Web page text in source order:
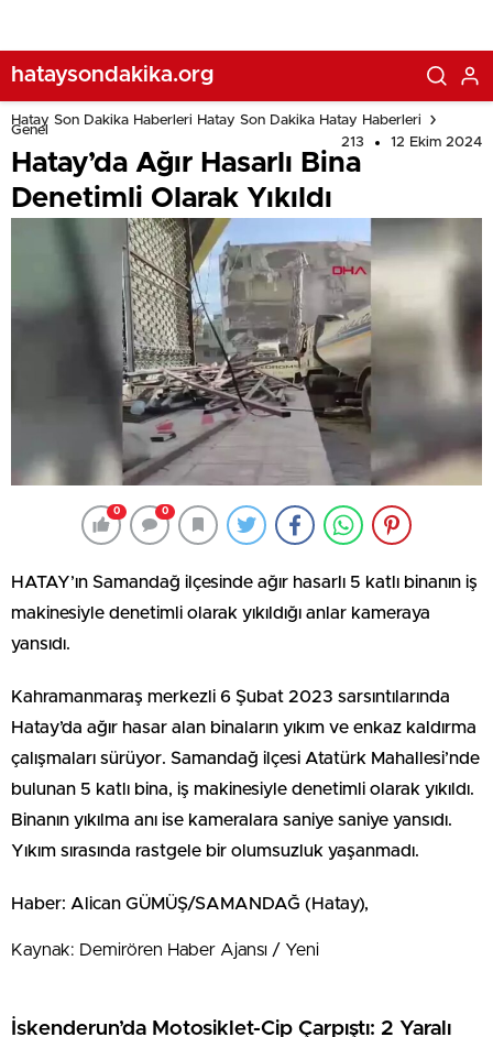
hataysondakika.org
Hatay Son Dakika Haberleri Hatay Son Dakika Hatay Haberleri
Genel
213
12 Ekim 2024
Hatay’da Ağır Hasarlı Bina
Denetimli Olarak Yıkıldı
0 0
HATAY’ın Samandağ ilçesinde ağır hasarlı 5 katlı binanın iş
makinesiyle denetimli olarak yıkıldığı anlar kameraya
yansıdı.
Kahramanmaraş merkezli 6 Şubat 2023 sarsıntılarında
Hatay’da ağır hasar alan binaların yıkım ve enkaz kaldırma
çalışmaları sürüyor. Samandağ ilçesi Atatürk Mahallesi’nde
bulunan 5 katlı bina, iş makinesiyle denetimli olarak yıkıldı.
Binanın yıkılma anı ise kameralara saniye saniye yansıdı.
Yıkım sırasında rastgele bir olumsuzluk yaşanmadı.
Haber: Alican GÜMÜŞ/SAMANDAĞ (Hatay),
Kaynak: Demirören Haber Ajansı / Yeni
İskenderun’da Motosiklet-Cip Çarpıştı: 2 Yaralı